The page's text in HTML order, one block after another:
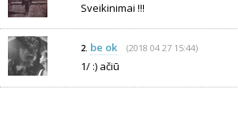
Sveikinimai !!!
2. be ok (2018 04 27 15:44)
1/ :) ačiū